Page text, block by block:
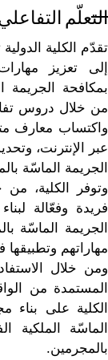
التعلّم
تقدّم الكلية
إلى تعزيز
بمكافحة الجريمة
من خلال دروس
واكتساب معارف
عبر الإنترنت،
الجريمة الماسّة
وتوفر الكلية، من
فريدة وفعّالة
الجريمة الماسّة
مهاراتهم وتطبيقها
ومن خلال
المستمدة من
الكلية على
الماسّة الملكية
بالمجرمين.